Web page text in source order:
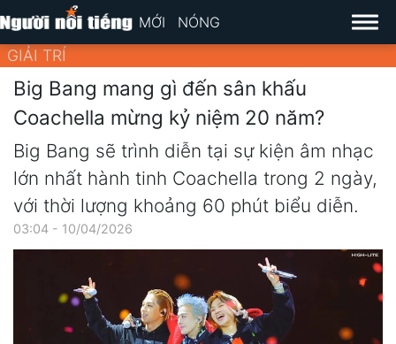
MỚI NÓNG
GIẢI TRÍ
Big Bang mang gì đến sân khấu
Coachella mừng kỷ niệm 20 năm?
Big Bang sẽ trình diễn tại sự kiện âm nhạc
lớn nhất hành tinh Coachella trong 2 ngày,
với thời lượng khoảng 60 phút biểu diễn.
03:04 - 10/04/2026